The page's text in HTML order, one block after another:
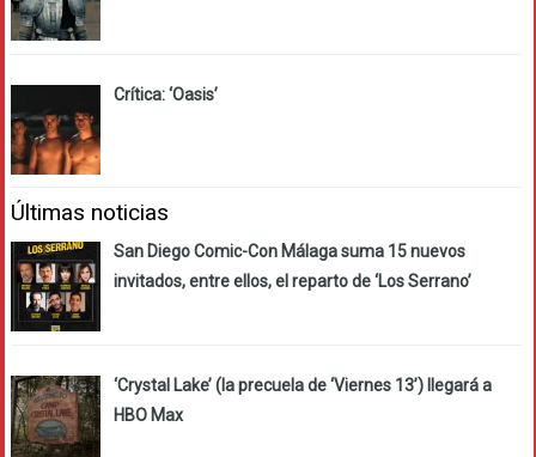
Crítica: ‘Oasis’
Últimas noticias
San Diego Comic-Con Málaga suma 15 nuevos
invitados, entre ellos, el reparto de ‘Los Serrano’
‘Crystal Lake’ (la precuela de ‘Viernes 13’) llegará a
HBO Max